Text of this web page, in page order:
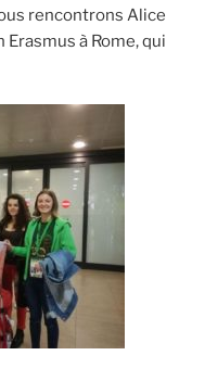
rencontrons Alice
à Rome, qui